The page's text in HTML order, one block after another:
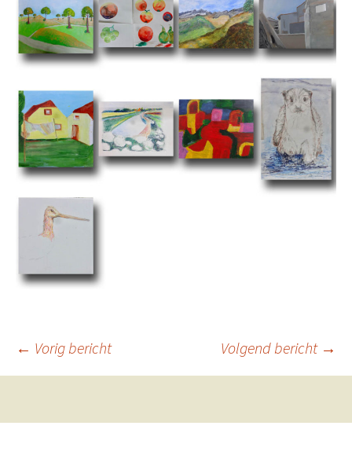
Berichtnavigatie
← Vorig bericht Volgend bericht →